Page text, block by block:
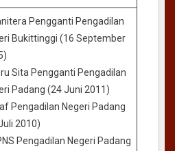
Pengganti Pengadilan
Bukittinggi (16 September
Sita Pengganti Pengadilan
Padang (24 Juni 2011)
Pengadilan Negeri Padang
2010)
Pengadilan Negeri Padang